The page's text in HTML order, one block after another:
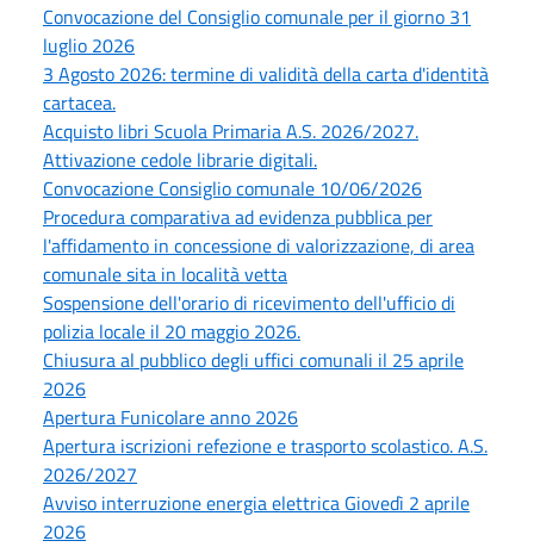
Convocazione del Consiglio comunale per il giorno 31
luglio 2026
3 Agosto 2026: termine di validità della carta d'identità
cartacea.
Acquisto libri Scuola Primaria A.S. 2026/2027.
Attivazione cedole librarie digitali.
Convocazione Consiglio comunale 10/06/2026
Procedura comparativa ad evidenza pubblica per
l'affidamento in concessione di valorizzazione, di area
comunale sita in località vetta
Sospensione dell'orario di ricevimento dell'ufficio di
polizia locale il 20 maggio 2026.
Chiusura al pubblico degli uffici comunali il 25 aprile
2026
Apertura Funicolare anno 2026
Apertura iscrizioni refezione e trasporto scolastico. A.S.
2026/2027
Avviso interruzione energia elettrica Giovedì 2 aprile
2026